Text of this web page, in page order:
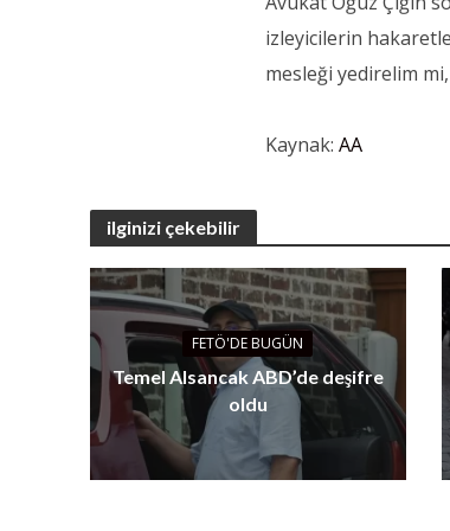
izleyicilerin
mesleği yedirelim
Kaynak:AA
ilginizi çekebilir
FETÖ'DE BUGÜN
Temel Alsancak ABD’de deşifre
oldu